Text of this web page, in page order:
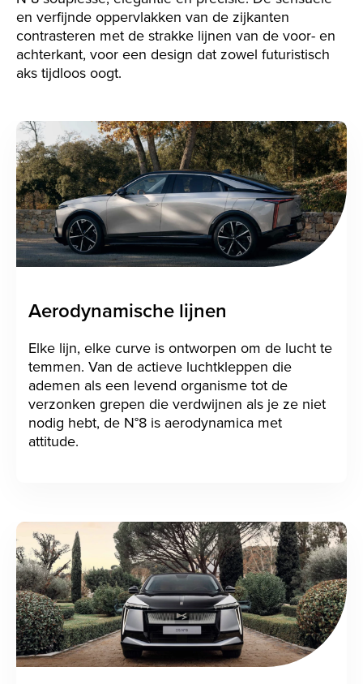
en verfijnde oppervlakken van de zijkanten
contrasteren met de strakke lijnen van de voor- en
achterkant, voor een design dat zowel futuristisch
aks tijdloos oogt.
Aerodynamische lijnen
Elke lijn, elke curve is ontworpen om de lucht te
temmen. Van de actieve luchtkleppen die
ademen als een levend organisme tot de
verzonken grepen die verdwijnen als je ze niet
nodig hebt, de N°8 is aerodynamica met
attitude.